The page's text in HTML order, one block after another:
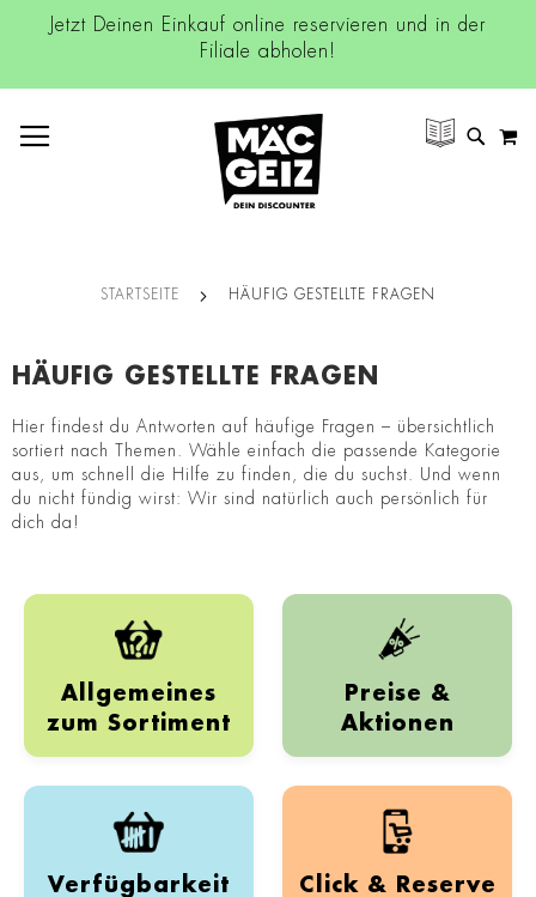
Jetzt Deinen Einkauf online reservieren und in der
Filiale abholen!
SUCHE
STARTSEITE HÄUFIG GESTELLTE FRAGEN
HÄUFIG GESTELLTE FRAGEN
Hier findest du Antworten auf häufige Fragen – übersichtlich
sortiert nach Themen. Wähle einfach die passende Kategorie
aus, um schnell die Hilfe zu finden, die du suchst. Und wenn
du nicht fündig wirst: Wir sind natürlich auch persönlich für
dich da!
Allgemeines
zum Sortiment
Preise &
Aktionen
Verfügbarkeit Click & Reserve